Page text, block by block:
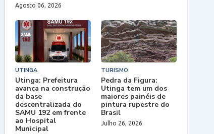
Agosto 06, 2026
UTINGA
Utinga: Prefeitura
avança na construção
da base
descentralizada do
SAMU 192 em frente
ao Hospital
Municipal
TURISMO
Pedra da Figura:
Utinga tem um dos
maiores painéis de
pintura rupestre do
Brasil
Julho 26, 2026